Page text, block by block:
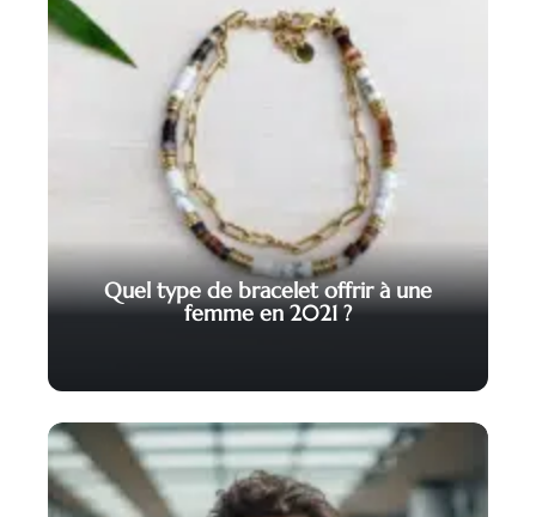
Quel type de bracelet offrir à une
femme en 2021 ?